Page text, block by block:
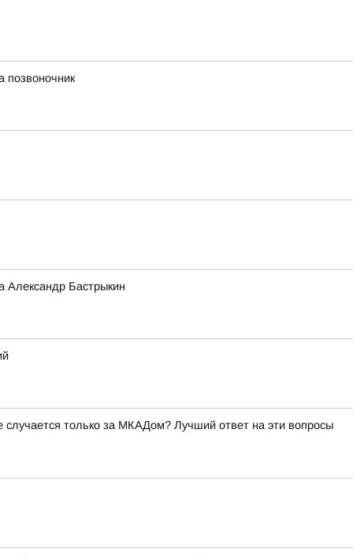
позвоночник
Александр Бастрыкин
только за МКАДом? Лучший ответ на эти вопросы